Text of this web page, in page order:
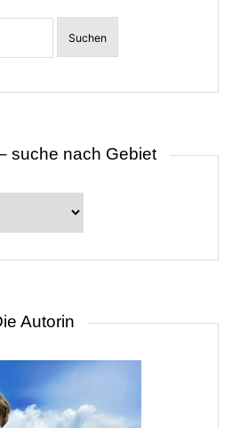
suche nach Gebiet
Autorin